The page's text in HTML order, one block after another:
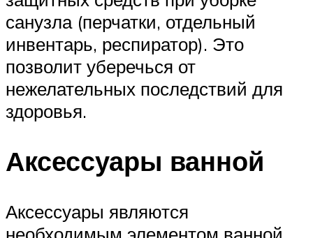
санузла (перчатки, отдельный
инвентарь, респиратор). Это
позволит уберечься от
нежелательных последствий для
здоровья.
Аксессуары ванной
Аксессуары являются